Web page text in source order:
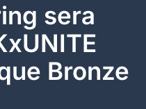
sera
Bronze